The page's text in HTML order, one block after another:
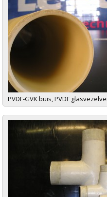
PVDF-GVK buis, PVDF